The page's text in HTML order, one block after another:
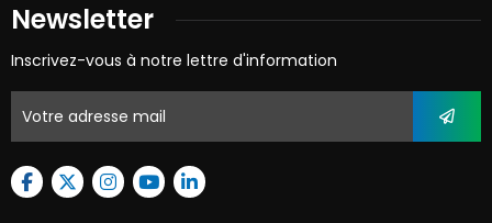
Newsletter
Inscrivez-vous à notre lettre d'information